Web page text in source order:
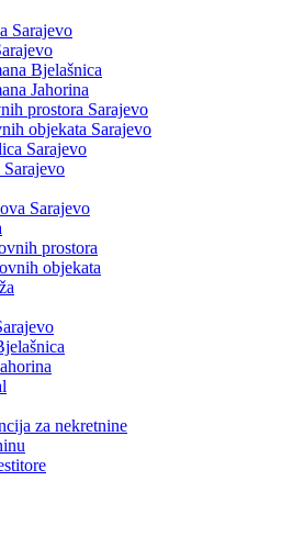
Sarajevo
Bjelašnica
Jahorina
prostora Sarajevo
objekata Sarajevo
Sarajevo
Sarajevo
Sarajevo
prostora
objekata
za nekretnine